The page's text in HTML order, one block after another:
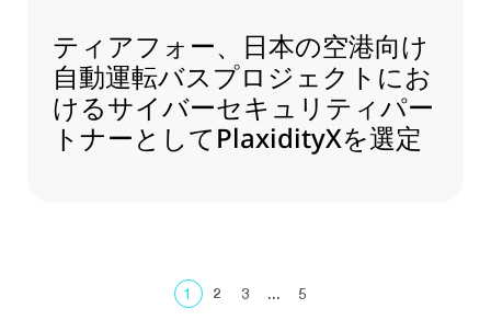
ティアフォー、日本の空港向け
自動運転バスプロジェクトにお
けるサイバーセキュリティパー
トナーとしてPlaxidityXを選定
1 2 3 ... 5